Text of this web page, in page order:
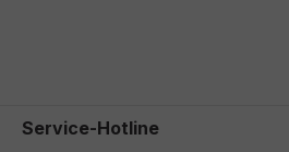
Service-Hotline